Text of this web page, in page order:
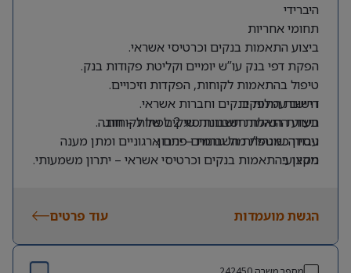
היברידי
תחומי אחריות
ביצוע התאמות בנקים וכרטיסי אשראי.
הפקת דפי בנק עו”ש יומיים וקליטת פקודות בנק.
טיפול בהתאמות לקוחות, הפקדות וזיכויים.
רישום עמלות בנקים וחברות אשראי.
ביצוע התאמות חשבונות שיקים של לקוחות.
עבודה שוטפת מול גורמים פנים ארגוניים ומתן מענה
מקצועי.
דרישות התפקיד
תעודת הנהלת חשבונות סוג 2 לפחות – חובה.
ניסיון כמנהל/ת חשבונות – יתרון.
ניסיון בהתאמות בנקים וכרטיסי אשראי – יתרון משמעותי.
הגשת מועמדות
עוד פרטים